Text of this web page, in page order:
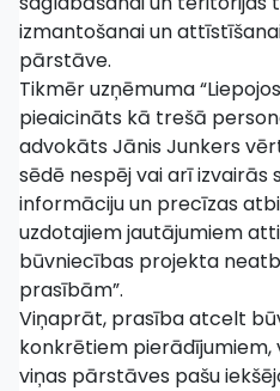
izmantošanai un
pārstāve.
Tikmēr uzņēmuma
pieaicināts kā trešā
advokāts Jānis Junkers
sēdē nespēj vai arī izvairās
informāciju un precīzas
uzdotajiem jautājumiem
būvniecības projekta
prasībām”.
Viņaprāt, prasība atcelt
konkrētiem pierādījumiem,
viņas pārstāves pašu